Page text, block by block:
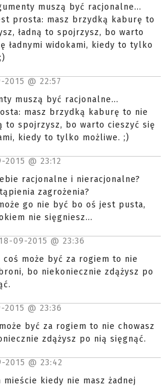
muszą być racjonalne...
prosta: masz brzydką kaburę to
ładną to spojrzysz, bo warto
ładnymi widokami, kiedy to tylko
2015 @ 22:57
muszą być racjonalne...
masz brzydką kaburę to nie
to spojrzysz, bo warto cieszyć się
kiedy to tylko możliwe. ;)
2015 @ 23:12
racjonalne i nieracjonalne?
zagrożenia?
go nie być bo oś jest pusta,
nie sięgniesz...
18-09-2015 @ 23:36
coś może być za rogiem to nie
bo niekoniecznie zdążysz po
2015 @ 23:36
być za rogiem to nie chowasz
zdążysz po nią sięgnąć.
2015 @ 23:42
mieście kiedy nie masz żadnej